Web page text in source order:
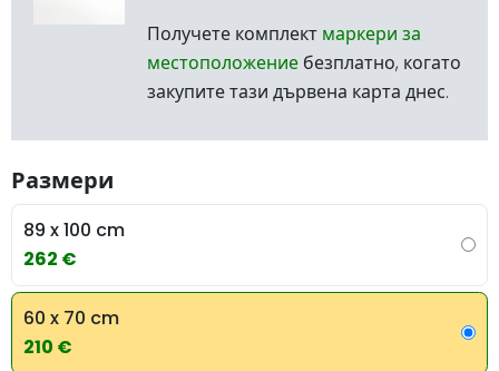
Получете комплект маркери за
местоположение безплатно, когато
закупите тази дървена карта днес.
Размери
89 x 100 cm
262 €
60 x 70 cm
210 €